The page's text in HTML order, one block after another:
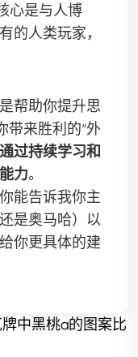
心是与人博
的人类玩家，
帮助你提升思
带来胜利的“外
通过持续学习和
力。
能告诉我你主
是奥马哈）以
你更具体的建
中黑桃a的图案比